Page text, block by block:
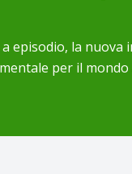
episodio, la
per il